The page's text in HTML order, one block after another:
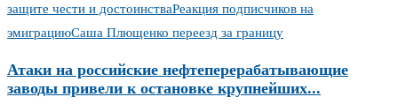
защите чести и достоинстваРеакция подписчиков на
эмиграциюСаша Плющенко переезд за границу
Атаки на российские нефтеперерабатывающие
заводы привели к остановке крупнейших...